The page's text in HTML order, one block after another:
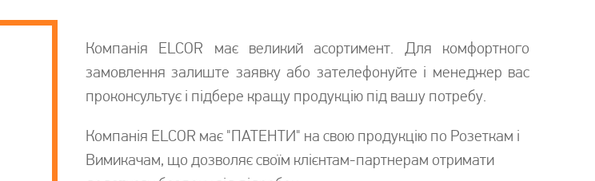
Компанія ELCOR має великий асортимент. Для комфортного
замовлення залиште заявку або зателефонуйте і менеджер вас
проконсультує і підбере кращу продукцію під вашу потребу.
Компанія ELCOR має "ПАТЕНТИ" на свою продукцію по Розеткам і
Вимикачам, що дозволяє своїм клієнтам-партнерам отримати